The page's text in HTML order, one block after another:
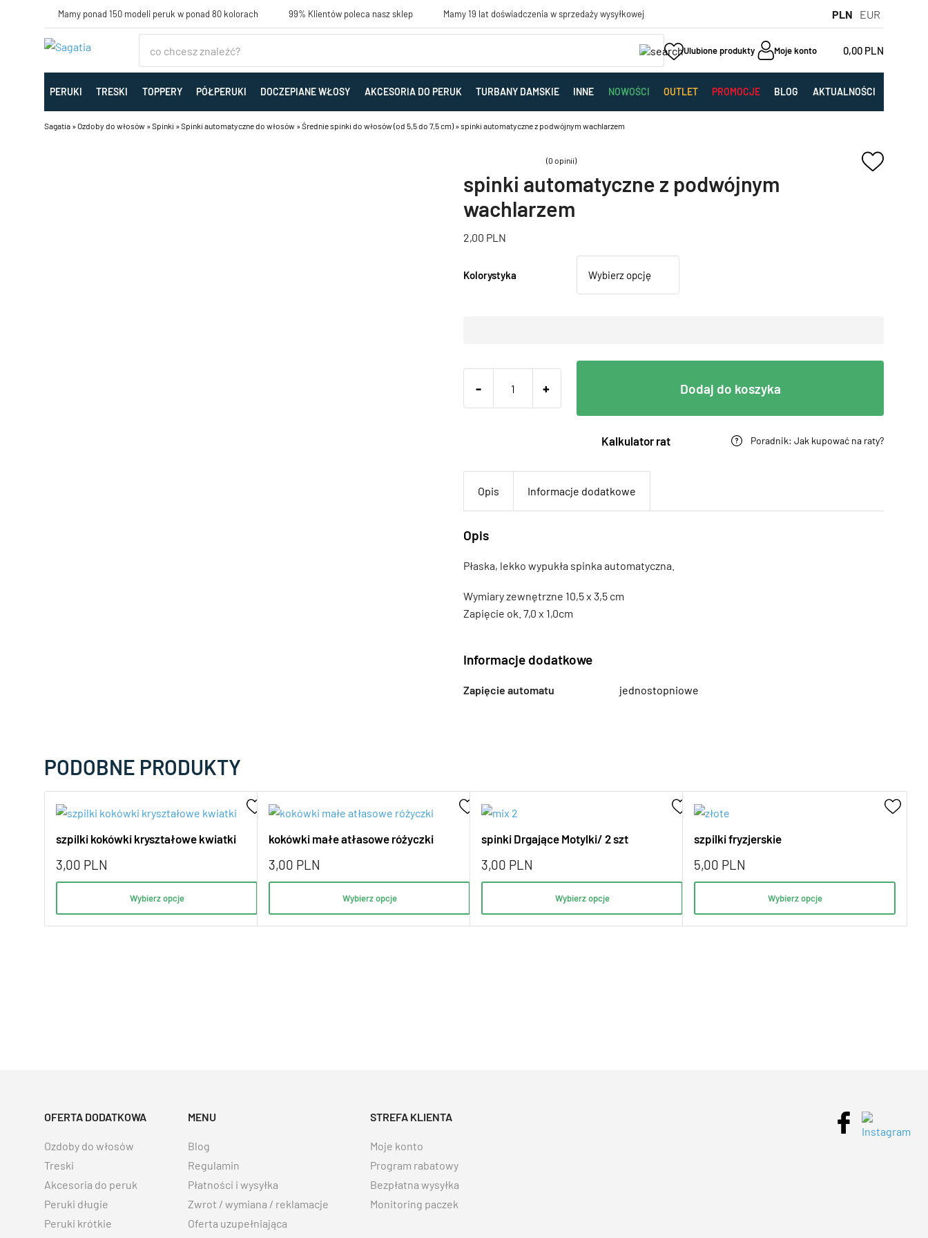
Mamy ponad 150 modeli peruk w ponad 80 kolorach 99% Klientów poleca nasz sklep Mamy 19 lat doświadczenia w sprzedaży wysyłkowej PLN EUR
Ulubione produkty Moje konto 0,00 PLN
PERUKI TRESKI TOPPERY PÓŁPERUKI DOCZEPIANE WŁOSY AKCESORIA DO PERUK TURBANY DAMSKIE INNE NOWOŚCI OUTLET PROMOCJE BLOG AKTUALNOŚCI
Sagatia »Ozdoby do włosów »Spinki »Spinki automatyczne do włosów »Średnie spinki do włosów (od 5,5 do 7,5 cm)»spinki automatyczne z podwójnym wachlarzem
(0 opinii)
spinki automatyczne z podwójnym
wachlarzem
2,00 PLN
Kolorystyka
- + Dodaj do koszyka
Kalkulator rat Poradnik: Jak kupować na raty?
Opis Informacje dodatkowe
Opis
Płaska, lekko wypukła spinka automatyczna.
Wymiary zewnętrzne 10,5 x 3,5 cm
Zapięcie ok. 7,0 x 1,0cm
Informacje dodatkowe
Zapięcie automatu jednostopniowe
PODOBNE PRODUKTY
szpilki kokówki kryształowe kwiatki
3,00 PLN
Wybierz opcje
kokówki małe atłasowe różyczki
3,00 PLN
Wybierz opcje
spinki Drgające Motylki/ 2 szt
3,00 PLN
Wybierz opcje
szpilki fryzjerskie
5,00 PLN
Wybierz opcje
OFERTA DODATKOWA
Ozdoby do włosów
Treski
Akcesoria do peruk
Peruki długie
Peruki krótkie
MENU
Blog
Regulamin
Płatności i wysyłka
Zwrot / wymiana / reklamacje
Oferta uzupełniająca
STREFA KLIENTA
Moje konto
Program rabatowy
Bezpłatna wysyłka
Monitoring paczek